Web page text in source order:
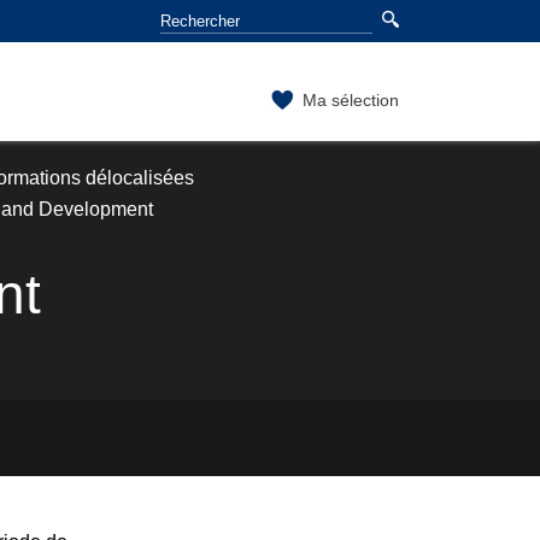
Ma sélection
délocalisées
Development